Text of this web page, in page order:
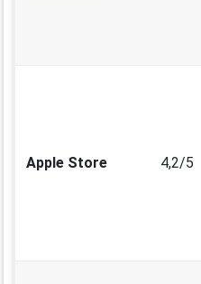
Apple Store 4,2/5